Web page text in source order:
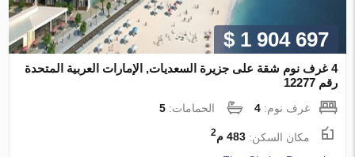
$ 1 904 697
4 غرف نوم شقة على جزيرة السعديات, الإمارات العربية المتحدة
رقم 12277
غرف نوم:4 الحمامات:5
مكان السكن:483 م 2